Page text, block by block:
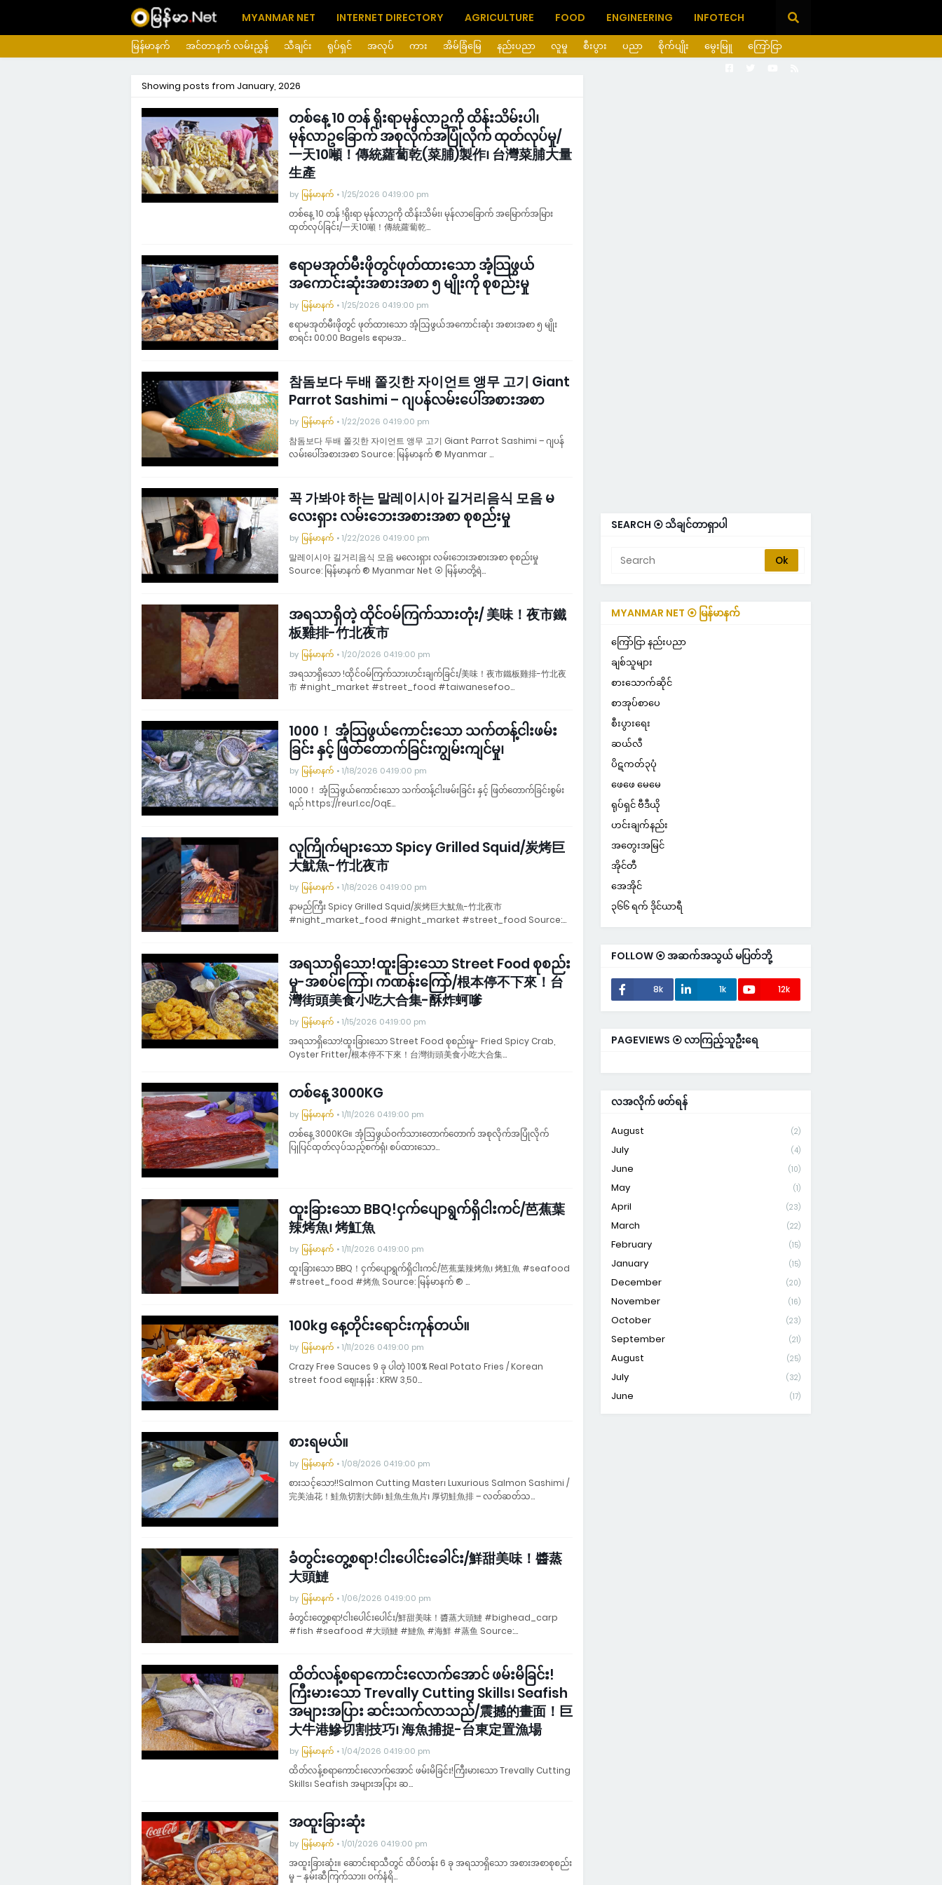
MYANMAR NET INTERNET DIRECTORY AGRICULTURE FOOD ENGINEERING INFOTECH
မြန်မာနက် အင်တာနက် လမ်းညွှန် သီချင်း ရုပ်ရှင် အလုပ် ကား အိမ်ခြံမြေ နည်းပညာ လူမှု စီးပွား ပညာ စိုက်ပျိုး မွေးမြူ ကြော်ငြာ
Showing posts from January, 2026
တစ်နေ့ 10 တန် ရိုးရာမုန်လာဥကို ထိန်းသိမ်းပါ၊
မုန်လာဥခြောက် အစုလိုက်အပြုံလိုက် ထုတ်လုပ်မှု/
一天10噸！傳統蘿蔔乾(菜脯)製作၊ 台灣菜脯大量
生產
by မြန်မာနက် 1/25/2026 04:19:00 pm
တစ်နေ့ 10 တန် !ရိုးရာ မုန်လာဥကို ထိန်းသိမ်း၊ မုန်လာခြောက် အမြောက်အမြား
ထုတ်လုပ်ခြင်း/一天10噸！傳統蘿蔔乾…
ဧရာမအုတ်မီးဖိုတွင်ဖုတ်ထားသော အံ့သြဖွယ်
အကောင်းဆုံးအစားအစာ ၅ မျိုးကို စုစည်းမှု
by မြန်မာနက် 1/25/2026 04:19:00 pm
ဧရာမအုတ်မီးဖိုတွင် ဖုတ်ထားသော အံ့သြဖွယ်အကောင်းဆုံး အစားအစာ ၅ မျိုး
စာရင်း 00:00 Bagels ဧရာမအ…
참돔보다 두배 쫄깃한 자이언트 앵무 고기 Giant
Parrot Sashimi – ဂျပန်လမ်းပေါ်အစားအစာ
by မြန်မာနက် 1/22/2026 04:19:00 pm
참돔보다 두배 쫄깃한 자이언트 앵무 고기 Giant Parrot Sashimi – ဂျပန်
လမ်းပေါ်အစားအစာ Source: မြန်မာနက် ® Myanmar …
꼭 가봐야 하는 말레이시아 길거리음식 모음 မ
လေးရှား လမ်းဘေးအစားအစာ စုစည်းမှု
by မြန်မာနက် 1/22/2026 04:19:00 pm
말레이시아 길거리음식 모음 မလေးရှား လမ်းဘေးအစားအစာ စုစည်းမှု
Source: မြန်မာနက် ® Myanmar Net ⦿ မြန်မာတို့ရဲ…
အရသာရှိတဲ့ ထိုင်ဝမ်ကြက်သားတုံး/ 美味！夜市鐵
板雞排-竹北夜市
by မြန်မာနက် 1/20/2026 04:19:00 pm
အရသာရှိသော !ထိုင်ဝမ်ကြက်သားဟင်းချက်ခြင်း/美味！夜市鐵板雞排-竹北夜
市 #night_market #street_food #taiwanesefoo…
1000！ အံ့သြဖွယ်ကောင်းသော သက်တန့်ငါးဖမ်း
ခြင်း နှင့် ဖြတ်တောက်ခြင်းကျွမ်းကျင်မှု၊
by မြန်မာနက် 1/18/2026 04:19:00 pm
1000！ အံ့သြဖွယ်ကောင်းသော သက်တန့်ငါးဖမ်းခြင်း နှင့် ဖြတ်တောက်ခြင်းစွမ်း
ရည် https://reurl.cc/OqE…
လူကြိုက်များသော Spicy Grilled Squid/炭烤巨
大魷魚-竹北夜市
by မြန်မာနက် 1/18/2026 04:19:00 pm
နာမည်ကြီး Spicy Grilled Squid/炭烤巨大魷魚-竹北夜市
#night_market_food #night_market #street_food Source:…
အရသာရှိသော!ထူးခြားသော Street Food စုစည်း
မှု-အစပ်ကြော်၊ ကဏန်းကြော်/根本停不下來！台
灣街頭美食小吃大合集-酥炸蚵嗲
by မြန်မာနက် 1/15/2026 04:19:00 pm
အရသာရှိသော!ထူးခြားသော Street Food စုစည်းမှု- Fried Spicy Crab,
Oyster Fritter/根本停不下來！台灣街頭美食小吃大合集…
တစ်နေ့ 3000KG
by မြန်မာနက် 1/11/2026 04:19:00 pm
တစ်နေ့ 3000KG။ အံ့သြဖွယ်ဝက်သားတောက်တောက် အစုလိုက်အပြုံလိုက်
ပြုပြင်ထုတ်လုပ်သည့်စက်ရုံ၊ စပ်ထားသော…
ထူးခြားသော BBQ!ငှက်ပျောရွက်ရှိငါးကင်/芭蕉葉
辣烤魚၊ 烤魟魚
by မြန်မာနက် 1/11/2026 04:19:00 pm
ထူးခြားသော BBQ！ငှက်ပျောရွက်ရှိငါးကင်/芭蕉葉辣烤魚၊ 烤魟魚 #seafood
#street_food #烤魚 Source: မြန်မာနက် ® …
100kg နေ့တိုင်းရောင်းကုန်တယ်။
by မြန်မာနက် 1/11/2026 04:19:00 pm
Crazy Free Sauces 9 ခု ပါတဲ့ 100% Real Potato Fries / Korean
street food ဈေးနှုန်း : KRW 3,50…
စားရမယ်။
by မြန်မာနက် 1/08/2026 04:19:00 pm
စားသင့်သော!!Salmon Cutting Master၊ Luxurious Salmon Sashimi /
完美油花！鮭魚切割大師၊ 鮭魚生魚片၊ 厚切鮭魚排 – လတ်ဆတ်သ…
ခံတွင်းတွေ့စရာ!ငါးပေါင်းခေါင်း/鮮甜美味！醬蒸
大頭鰱
by မြန်မာနက် 1/06/2026 04:19:00 pm
ခံတွင်းတွေ့စရာ!ငါးပေါင်းပေါင်း/鮮甜美味！醬蒸大頭鰱 #bighead_carp
#fish #seafood #大頭鰱 #鰱魚 #海鮮 #蒸鱼 Source:…
ထိတ်လန့်စရာကောင်းလောက်အောင် ဖမ်းမိခြင်း!
ကြီးမားသော Trevally Cutting Skills၊ Seafish
အများအပြား ဆင်းသက်လာသည်/震撼的畫面！巨
大牛港鰺切割技巧၊ 海魚捕捉-台東定置漁場
by မြန်မာနက် 1/04/2026 04:19:00 pm
ထိတ်လန့်စရာကောင်းလောက်အောင် ဖမ်းမိခြင်း!ကြီးမားသော Trevally Cutting
Skills၊ Seafish အများအပြား ဆ…
အထူးခြားဆုံး
by မြန်မာနက် 1/01/2026 04:19:00 pm
အထူးခြားဆုံး။ ဆောင်းရာသီတွင် ထိပ်တန်း 6 ခု အရသာရှိသော အစားအစာစုစည်း
မှု – နှမ်းဆီကြက်သား၊ ဝက်နံရိ…
SEARCH ⦿ သိချင်တာရှာပါ
MYANMAR NET ⦿ မြန်မာနက်
ကြော်ငြာ နည်းပညာ
ချစ်သူများ
စားသောက်ဆိုင်
စာအုပ်စာပေ
စီးပွားရေး
ဆယ်လီ
ပိဋကတ်၃ပုံ
ဖေဖေ မေမေ
ရုပ်ရှင် ဗီဒီယို
ဟင်းချက်နည်း
အတွေးအမြင်
အိုင်တီ
အေအိုင်
၃၆၆ ရက် ဒိုင်ယာရီ
FOLLOW ⦿ အဆက်အသွယ် မပြတ်ဘို့
8k 1k 12k
PAGEVIEWS ⦿ လာကြည့်သူဦးရေ
လအလိုက် ဖတ်ရန်
August (2)
July (4)
June (10)
May (1)
April (23)
March (22)
February (15)
January (15)
December (20)
November (16)
October (23)
September (21)
August (25)
July (32)
June (17)